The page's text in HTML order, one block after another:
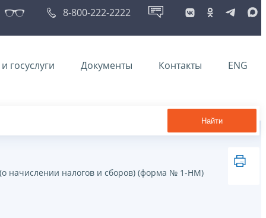
8-800-222-2222
госуслуги Документы Контакты ENG
Найти
начислении налогов и сборов) (форма № 1-НМ)